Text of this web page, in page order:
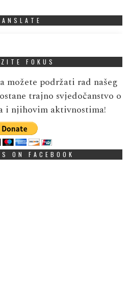
FOKUS
možete podržati rad našeg
trajno svjedočanstvo o
i njihovim aktivnostima!
ON FACEBOOK